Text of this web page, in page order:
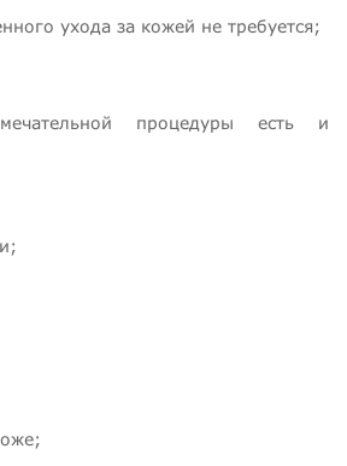
ухода за кожей не требуется;
процедуры есть и